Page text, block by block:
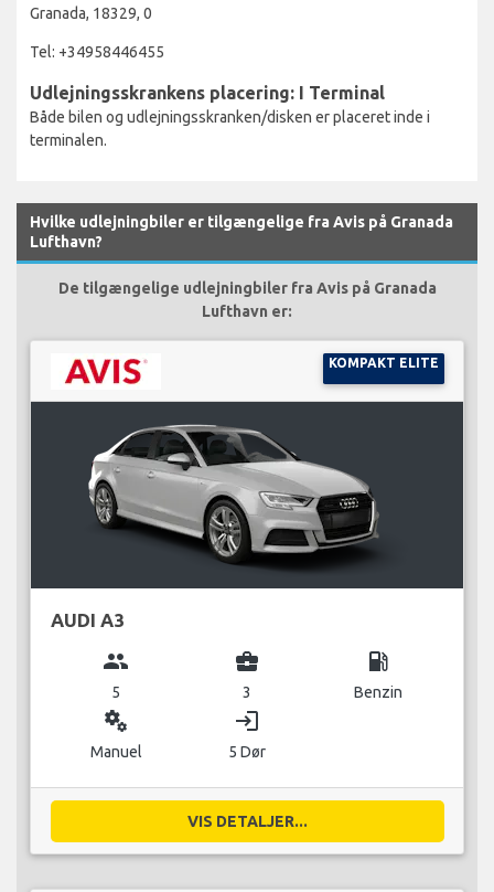
Granada, 18329, 0
Tel: +34958446455
Udlejningsskrankens placering: I Terminal
Både bilen og udlejningsskranken/disken er placeret inde i
terminalen.
Hvilke udlejningbiler er tilgængelige fra Avis på Granada
Lufthavn?
De tilgængelige udlejningbiler fra Avis på Granada
Lufthavn er:
KOMPAKT ELITE
AUDI A3
group
5
business_center
3
local_gas_station
Benzin
miscellaneous_services
Manuel
login
5 Dør
VIS DETALJER...